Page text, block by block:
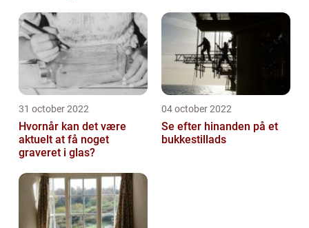
31 october 2022
Hvornår kan det være
aktuelt at få noget
graveret i glas?
04 october 2022
Se efter hinanden på et
bukkestillads